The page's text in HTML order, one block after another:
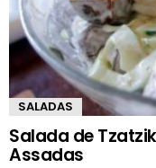
SALADAS
Salada de
Assadas